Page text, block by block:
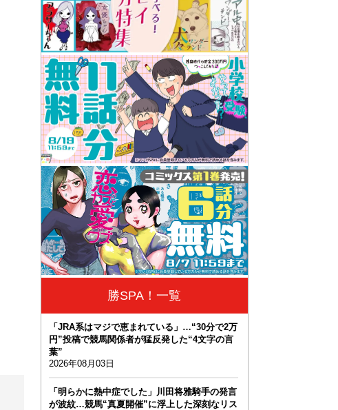
勝SPA！一覧
「JRA系はマジで恵まれている」…“30分で2万
円”投稿で競馬関係者が猛反発した“4文字の言
葉”
2026年08月03日
「明らかに熱中症でした」川田将雅騎手の発言
が波紋…競馬“真夏開催”に浮上した深刻なリス